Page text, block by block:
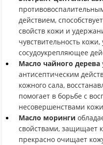
действием,
свойств кожи и
чувствительность
сосудоукрепляющее
Масло чайного дерева
антисептическим
кожного сала,
помогает в борьбе с
несовершенствами
Масло моринги
свойствами, защищает
прекрасно очищает